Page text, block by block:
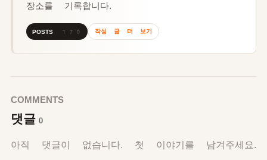
장소를 기록합니다.
POSTS 170 작성 글 더 보기
COMMENTS
댓글 0
아직 댓글이 없습니다. 첫 이야기를 남겨주세요.